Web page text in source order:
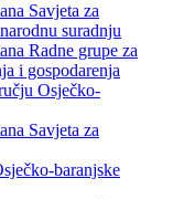
Savjeta za
suradnju
Radne grupe za
i gospodarenja
Osječko-
Savjeta za
baranjske